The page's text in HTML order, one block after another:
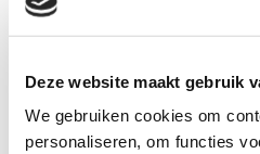
Deze website maakt gebruik
We gebruiken cookies om
personaliseren, om functies
laptoptafels